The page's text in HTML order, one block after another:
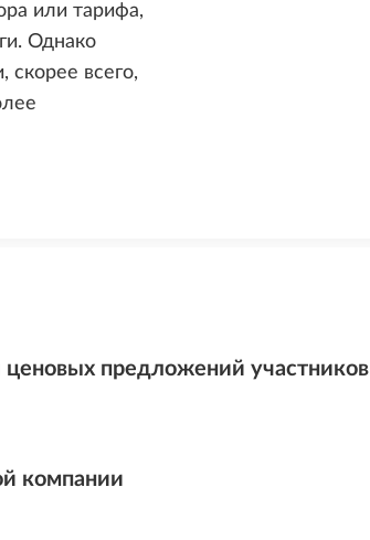
или тарифа,
Однако
всего,
предложений участников
компании